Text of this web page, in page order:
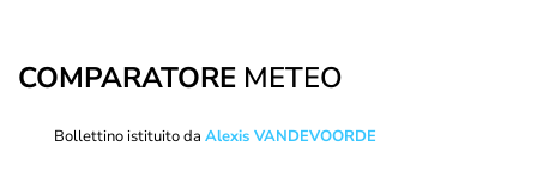
COMPARATORE METEO
Bollettino istituito da Alexis VANDEVOORDE